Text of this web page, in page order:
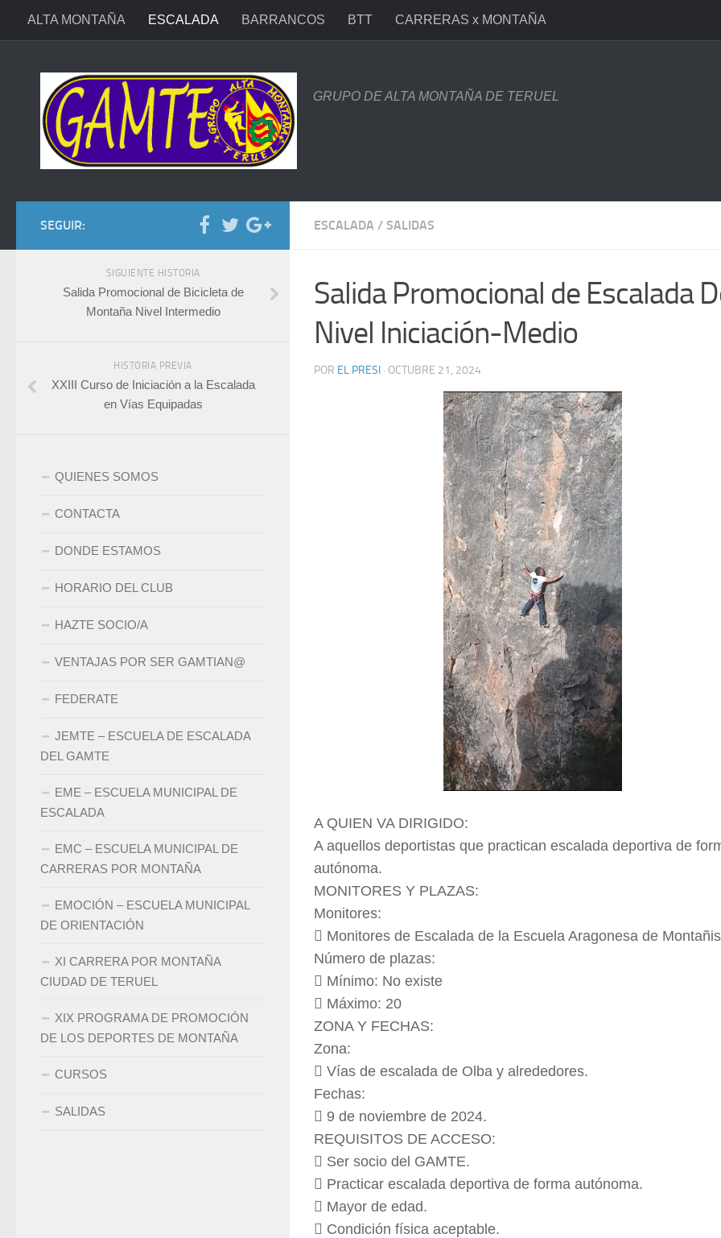
ALTA MONTAÑA ESCALADA BARRANCOS BTT CARRERAS x MONTAÑA
GRUPO DE ALTA MONTAÑA DE TERUEL
ESCALADA / SALIDAS
Salida Promocional de Escalada
Nivel Iniciación-Medio
POR EL PRESI · OCTUBRE 21, 2024
A QUIEN VA DIRIGIDO:
A aquellos deportistas que practican escalada deportiva de
autónoma.
MONITORES Y PLAZAS:
Monitores:
 Monitores de Escalada de la Escuela Aragonesa de
Número de plazas:
 Mínimo: No existe
 Máximo: 20
ZONA Y FECHAS:
Zona:
 Vías de escalada de Olba y alrededores.
Fechas:
 9 de noviembre de 2024.
REQUISITOS DE ACCESO:
 Ser socio del GAMTE.
 Practicar escalada deportiva de forma autónoma.
 Mayor de edad.
 Condición física aceptable.
SEGUIR:
SIGUIENTE HISTORIA
Salida Promocional de Bicicleta de
Montaña Nivel Intermedio
HISTORIA PREVIA
XXIII Curso de Iniciación a la Escalada
en Vías Equipadas
QUIENES SOMOS
CONTACTA
DONDE ESTAMOS
HORARIO DEL CLUB
HAZTE SOCIO/A
VENTAJAS POR SER GAMTIAN@
FEDERATE
JEMTE – ESCUELA DE ESCALADA
DEL GAMTE
EME – ESCUELA MUNICIPAL DE
ESCALADA
EMC – ESCUELA MUNICIPAL DE
CARRERAS POR MONTAÑA
EMOCIÓN – ESCUELA MUNICIPAL
DE ORIENTACIÓN
XI CARRERA POR MONTAÑA
CIUDAD DE TERUEL
XIX PROGRAMA DE PROMOCIÓN
DE LOS DEPORTES DE MONTAÑA
CURSOS
SALIDAS